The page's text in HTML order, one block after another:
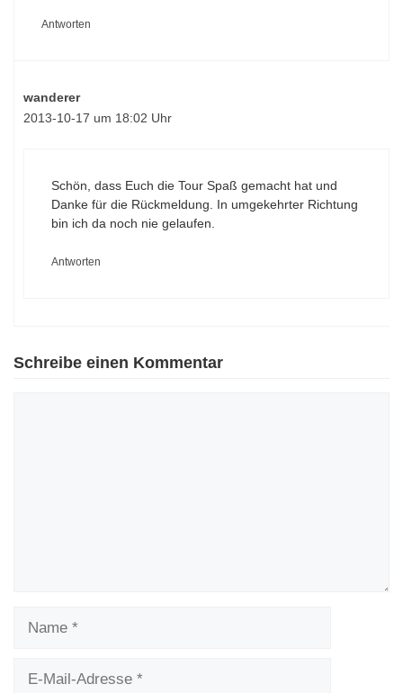
Antworten
wanderer
2013-10-17 um 18:02 Uhr
Schön, dass Euch die Tour Spaß gemacht hat und
Danke für die Rückmeldung. In umgekehrter Richtung
bin ich da noch nie gelaufen.
Antworten
Schreibe einen Kommentar
Mail-